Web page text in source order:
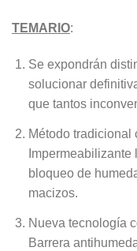
TEMARIO:
Se expondrán
solucionar
que tantos
Método tradicional
bloqueo de
macizos.
Nueva tecnología
Barrera